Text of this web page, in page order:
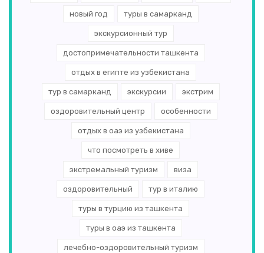
новый год туры в самарканд
экскурсионный тур
достопримечательности ташкента
отдых в египте из узбекистана
тур в самарканд экскурсии экстрим
оздоровительный центр особенности
отдых в оаэ из узбекистана
что посмотреть в хиве
экстремальный туризм виза
оздоровительный тур в италию
туры в турцию из ташкента
туры в оаэ из ташкента
лечебно-оздоровительный туризм